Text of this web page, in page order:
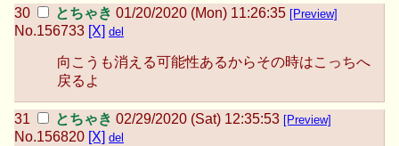
とちゃき 01/20/2020 (Mon) 11:26:35 [Preview]
No.156733 [X] del
向こうも消える可能性あるからその時はこっちへ
戻るよ
とちゃき 02/29/2020 (Sat) 12:35:53 [Preview]
No.156820 [X] del